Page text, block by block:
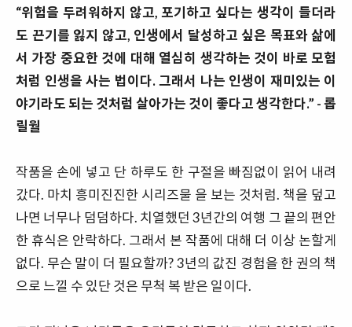
“위험을 두려워하지 않고, 포기하고 싶다는 생각이 들더라
도 끈기를 잃지 않고, 인생에서 달성하고 싶은 목표와 삶에
서 가장 중요한 것에 대해 열심히 생각하는 것이 바로 모험
처럼 인생을 사는 법이다. 그래서 나는 인생이 재미있는 이
야기라도 되는 것처럼 살아가는 것이 좋다고 생각한다.” - 롭
릴월
작품을 손에 넣고 단 하루도 한 구절을 빠짐없이 읽어 내려
갔다. 마치 흥미진진한 시리즈물 을 보는 것처럼. 책을 덮고
나면 너무나 덤덤하다. 치열했던 3년간의 여행 그 끝의 편안
한 휴식은 안락하다. 그래서 본 작품에 대해 더 이상 논할게
없다. 무슨 말이 더 필요할까? 3년의 값진 경험을 한 권의 책
으로 느낄 수 있단 것은 무척 복 받은 일이다.